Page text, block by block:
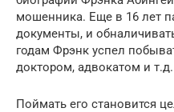
мошенника. Еще в 16 лет
документы, и
годам Фрэнк успел
доктором, адвокатом и т.д.
Поймать его становится